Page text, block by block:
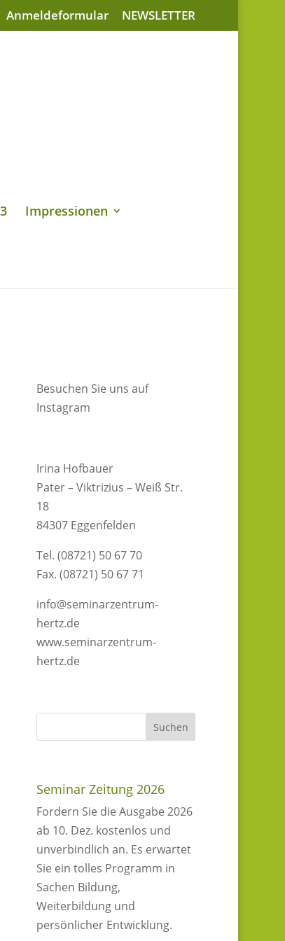
Anmeldeformular NEWSLETTER
Impressionen
Besuchen Sie uns auf
Instagram
Irina Hofbauer
Pater – Viktrizius – Weiß Str.
18
84307 Eggenfelden
Tel. (08721) 50 67 70
Fax. (08721) 50 67 71
info@seminarzentrum-
hertz.de
www.seminarzentrum-
hertz.de
Seminar Zeitung 2026
Fordern Sie die Ausgabe 2026
ab 10. Dez. kostenlos und
unverbindlich an. Es erwartet
Sie ein tolles Programm in
Sachen Bildung,
Weiterbildung und
persönlicher Entwicklung.